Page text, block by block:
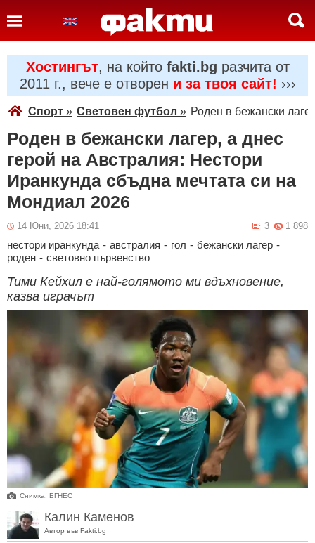
Хостингът, на който fakti.bg разчита от
2011 г., вече е отворен и за твоя сайт! ›››
Спорт » Световен футбол » Роден в бежански
Роден в бежански лагер, а днес
герой на Австралия: Нестори
Иранкунда сбъдна мечтата си на
Мондиал 2026
14 Юни, 2026 18:41 1 898
3
нестори иранкунда - австралия - гол - бежански лагер -
роден - световно първенство
Тими Кейхил е най-голямото ми вдъхновение,
казва играчът
Снимка: БГНЕС
Калин Каменов
Автор във Fakti.bg